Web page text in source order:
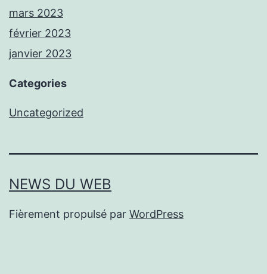
mars 2023
février 2023
janvier 2023
Categories
Uncategorized
NEWS DU WEB
Fièrement propulsé par WordPress